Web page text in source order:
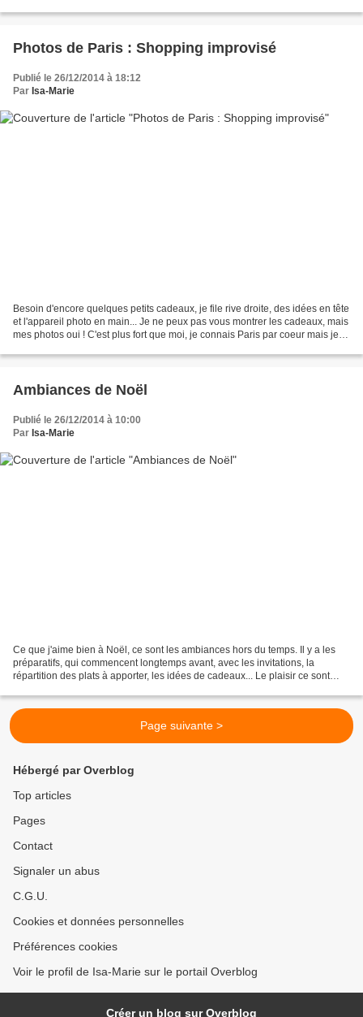
Photos de Paris : Shopping improvisé
Publié le 26/12/2014 à 18:12
Par Isa-Marie
Besoin d'encore quelques petits cadeaux, je file rive droite, des idées en tête
et l'appareil photo en main... Je ne peux pas vous montrer les cadeaux, mais
mes photos oui ! C'est plus fort que moi, je connais Paris par coeur mais je
Ambiances de Noël
Publié le 26/12/2014 à 10:00
Par Isa-Marie
Ce que j'aime bien à Noël, ce sont les ambiances hors du temps. Il y a les
préparatifs, qui commencent longtemps avant, avec les invitations, la
répartition des plats à apporter, les idées de cadeaux... Le plaisir ce sont
Page suivante >
Hébergé par Overblog
Top articles
Pages
Contact
Signaler un abus
C.G.U.
Cookies et données personnelles
Préférences cookies
Voir le profil de Isa-Marie sur le portail Overblog
Créer un blog sur Overblog